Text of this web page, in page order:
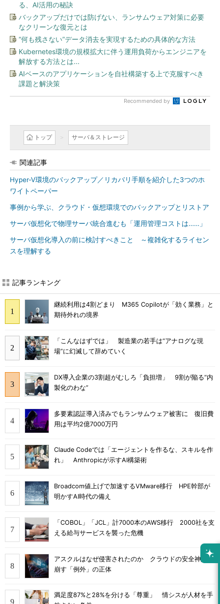
る、AI活用の秘訣
バックアップだけでは防げない、ランサムウェア対策に必要
なクリーンな復元とは
“何も残さない”データ消去を実現するための具体的な方法
Kubernetes環境の規模拡大に伴う運用負荷からエンジニアを
解放する方法とは...
AIベースのアプリケーションを自社構築する上で克服すべき
課題と解決策
Recommended by
トップ サーバ＆ストレージ
関連記事
Hyper-V環境のバックアップ／リカバリ手順を紹介した3つのホ
ワイトペーパー
事例から学ぶ、クラウド・仮想環境でのバックアップとリストア
サーバ仮想化で物理サーバ統合進むも「運用管理コストは……」
サーバ仮想化導入の前に検討すべきこと ～複雑化するライセン
スを理解する
記事ランキング
継続利用は4割どまり M365 Copilotが「効く業務」と
期待外れの境界
「こんなはずでは」 製造業の若手は“アナログな現
場”に幻滅して辞めていく
DX導入企業の3割超がむしろ「負担増」 9割が陥る“内
製化のわな”
多要素認証導入済みでもランサムウェア被害に 復旧費
用は平均2億7000万円
Claude Codeでは「エージェントを作るな、スキルを作
れ」 Anthropicが示すAI構築術
Broadcom値上げで加速するVMware移行 HPE幹部が
明かすAI時代の備え
「COBOL」「JCL」計7000本のAWS移行 2000社を支
える給与サービスを襲った危機
アスクルはなぜ侵害されたのか クラウドの安全神話を
崩す「例外」の正体
満足度87%と28%を分ける「尊重」 情シスが人材を手